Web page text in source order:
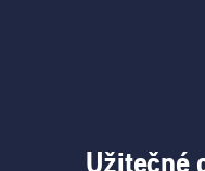
Užitečné